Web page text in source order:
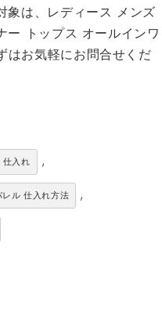
象は、レディース メンズ
トップス オールインワ
はお気軽にお問合せくだ
仕入れ ,
レル 仕入れ方法 ,